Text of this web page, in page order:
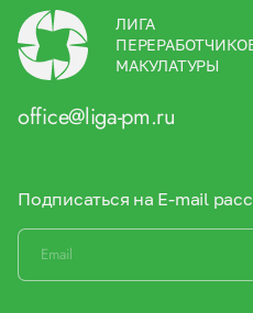
ЛИГА
МАКУЛАТУРЫ
office@liga-pm.ru
Подписаться на E-mail